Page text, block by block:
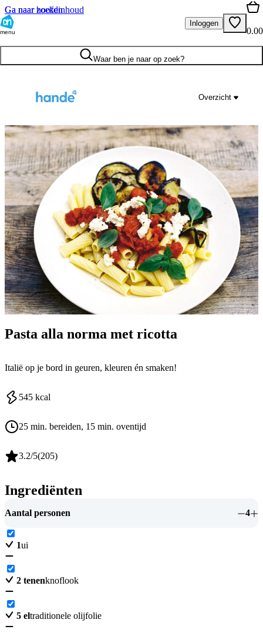
Ga naar hoofdinhoud
Ga naar zoeken
menu
Inloggen
0.00
Waar ben je naar op zoek?
Overzicht
Pasta alla norma met ricotta
Italië op je bord in geuren, kleuren én smaken!
545 kcal
25 min. bereiden, 15 min. oventijd
3.2/5(205)
Ingrediënten
Aantal personen 4
1ui
2 tenenknoflook
5 eltraditionele olijfolie